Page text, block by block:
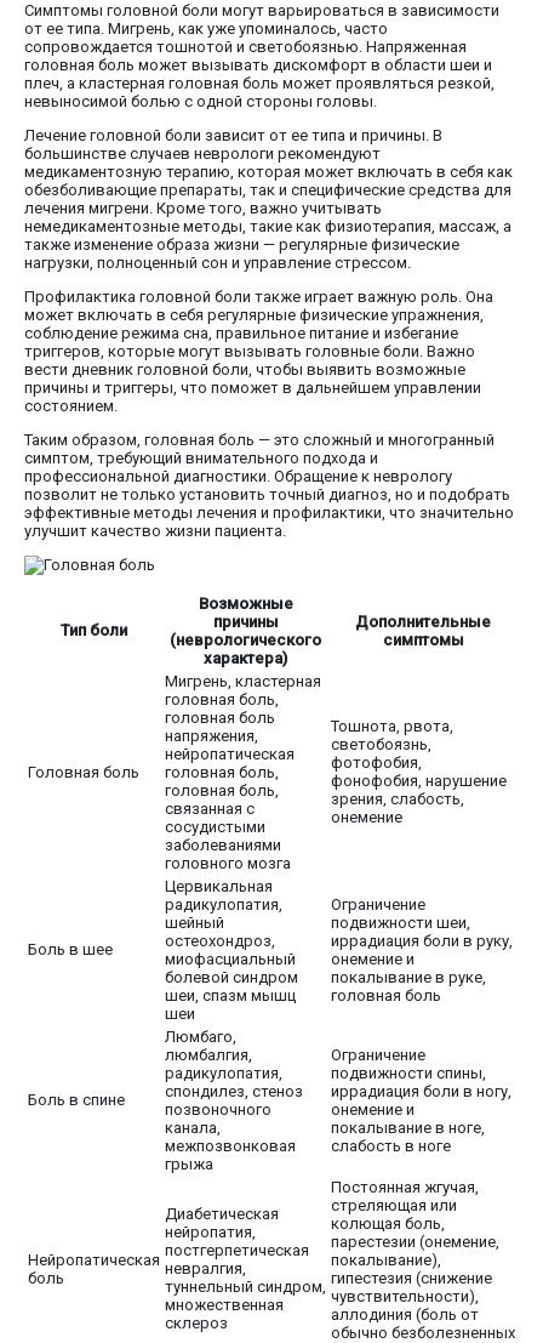
Симптомы головной боли могут варьироваться в зависимости
от ее типа. Мигрень, как уже упоминалось, часто
сопровождается тошнотой и светобоязнью. Напряженная
головная боль может вызывать дискомфорт в области шеи и
плеч, а кластерная головная боль может проявляться резкой,
невыносимой болью с одной стороны головы.
Лечение головной боли зависит от ее типа и причины. В
большинстве случаев неврологи рекомендуют
медикаментозную терапию, которая может включать в себя как
обезболивающие препараты, так и специфические средства для
лечения мигрени. Кроме того, важно учитывать
немедикаментозные методы, такие как физиотерапия, массаж, а
также изменение образа жизни — регулярные физические
нагрузки, полноценный сон и управление стрессом.
Профилактика головной боли также играет важную роль. Она
может включать в себя регулярные физические упражнения,
соблюдение режима сна, правильное питание и избегание
триггеров, которые могут вызывать головные боли. Важно
вести дневник головной боли, чтобы выявить возможные
причины и триггеры, что поможет в дальнейшем управлении
состоянием.
Таким образом, головная боль — это сложный и многогранный
симптом, требующий внимательного подхода и
профессиональной диагностики. Обращение к неврологу
позволит не только установить точный диагноз, но и подобрать
эффективные методы лечения и профилактики, что значительно
улучшит качество жизни пациента.
Тип боли
Возможные
причины
(неврологического
характера)
Дополнительные
симптомы
Головная боль
Мигрень, кластерная
головная боль,
головная боль
напряжения,
нейропатическая
головная боль,
головная боль,
связанная с
сосудистыми
заболеваниями
головного мозга
Тошнота, рвота,
светобоязнь,
фотофобия,
фонофобия, нарушение
зрения, слабость,
онемение
Боль в шее
Цервикальная
радикулопатия,
шейный
остеохондроз,
миофасциальный
болевой синдром
шеи, спазм мышц
шеи
Ограничение
подвижности шеи,
иррадиация боли в руку,
онемение и
покалывание в руке,
головная боль
Боль в спине
Люмбаго,
люмбалгия,
радикулопатия,
спондилез, стеноз
позвоночного
канала,
межпозвонковая
грыжа
Ограничение
подвижности спины,
иррадиация боли в ногу,
онемение и
покалывание в ноге,
слабость в ноге
Нейропатическая
боль
Диабетическая
нейропатия,
постгерпетическая
невралгия,
туннельный синдром,
множественная
склероз
Постоянная жгучая,
стреляющая или
колющая боль,
парестезии (онемение,
покалывание),
гипестезия (снижение
чувствительности),
аллодиния (боль от
обычно безболезненных